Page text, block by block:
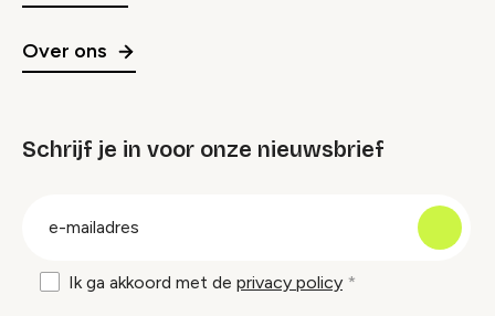
Over ons
Schrijf je in voor onze nieuwsbrief
Ik ga akkoord met de privacy policy